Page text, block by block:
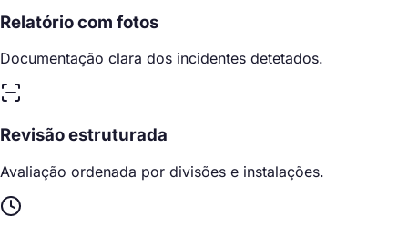
Relatório com fotos
Documentação clara dos incidentes detetados.
Revisão estruturada
Avaliação ordenada por divisões e instalações.